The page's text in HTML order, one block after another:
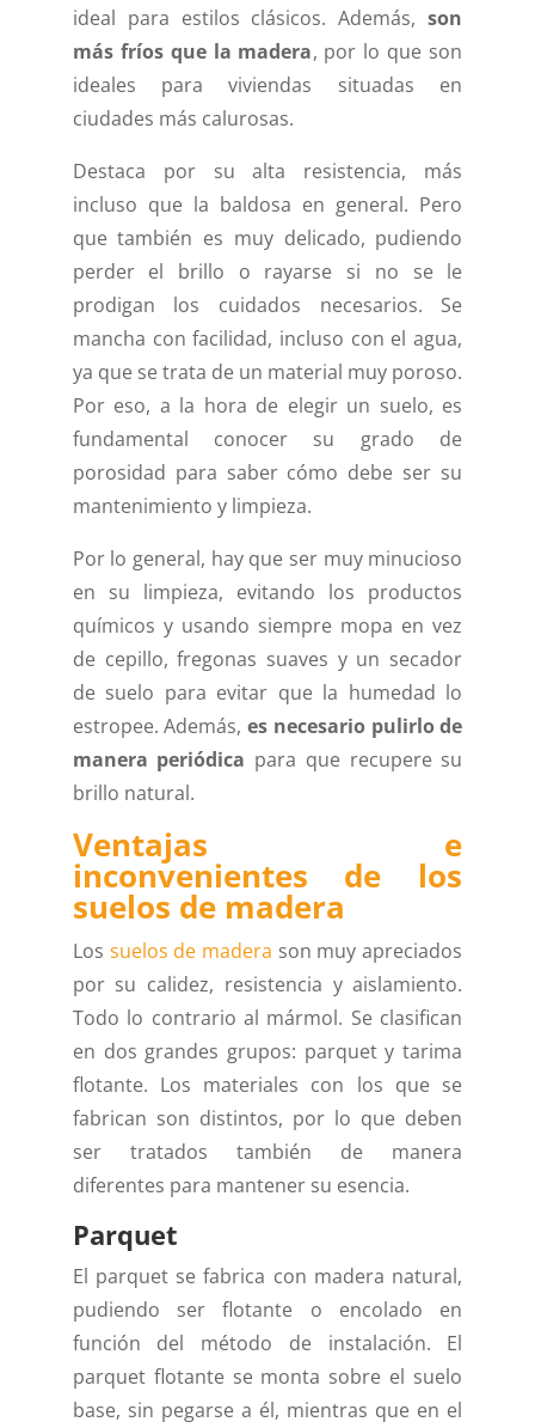
ideal para estilos clásicos. Además,son
más fríos que la madera, por lo que son
ideales para viviendas situadas en
ciudades más calurosas.
Destaca por su alta resistencia, más
incluso que la baldosa en general. Pero
que también es muy delicado, pudiendo
perder el brillo o rayarse si no se le
prodigan los cuidados necesarios. Se
mancha con facilidad, incluso con el agua,
ya que se trata de un material muy poroso.
Por eso, a la hora de elegir un suelo, es
fundamental conocer su grado de
porosidad para saber cómo debe ser su
mantenimiento y limpieza.
Por lo general, hay que ser muy minucioso
en su limpieza, evitando los productos
químicos y usando siempre mopa en vez
de cepillo, fregonas suaves y un secador
de suelo para evitar que la humedad lo
estropee. Además,es necesario pulirlo de
manera periódica para que recupere su
brillo natural.
Ventajas e
inconvenientes de los
suelos de madera
Los suelos de madera son muy apreciados
por su calidez, resistencia y aislamiento.
Todo lo contrario al mármol. Se clasifican
en dos grandes grupos: parquet y tarima
flotante. Los materiales con los que se
fabrican son distintos, por lo que deben
ser tratados también de manera
diferentes para mantener su esencia.
Parquet
El parquet se fabrica con madera natural,
pudiendo ser flotante o encolado en
función del método de instalación. El
parquet flotante se monta sobre el suelo
base, sin pegarse a él, mientras que en el